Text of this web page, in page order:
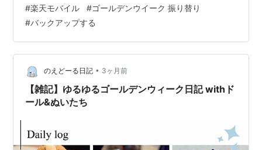
決！連休中に撮り溜めた高画質な写真や4K動画、整理し
ていますか？「容量がいっぱいで撮影できない！」なん
て事態を避けるために、今のうちにクラウドへバックア
ップしておきましょう。楽天モバイルなら、Wi-Fi環境が
ない場所でも、データ利用量を気にせずクラウドへデー
タをアップロードできます。 ■楽天モバイル…
#楽天モバイル #ゴールデンウイーク 振り替り
#バックアップする
のえどーる日記 • 3ヶ月前
【雑記】ゆるゆるゴールデンウィーク日記 withド
ール&ぬいたち